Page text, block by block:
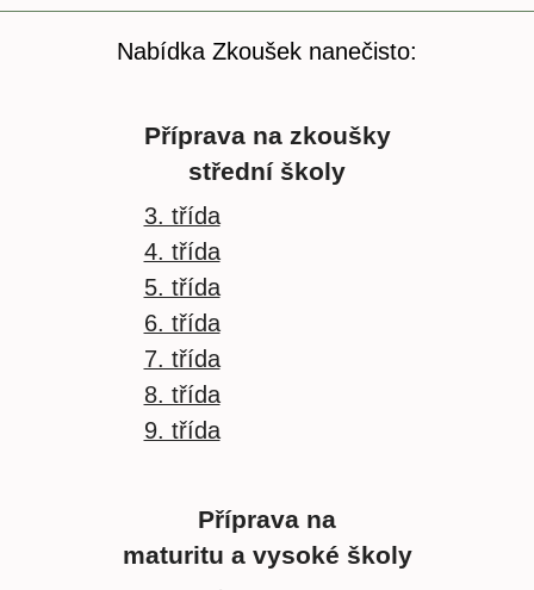
Nabídka Zkoušek nanečisto:
Příprava na zkoušky
střední školy
3. třída
4. třída
5. třída
6. třída
7. třída
8. třída
9. třída
Příprava na
maturitu a vysoké školy